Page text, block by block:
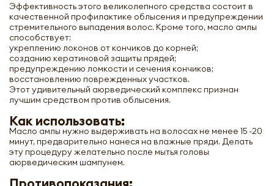
Эффективность этого великолепного средства состоит в
качественной профилактике облысения и предупреждении
стремительного выпадения волос. Кроме того, масло амлы
способствует:
укреплению локонов от кончиков до корней;
созданию кератиновой защиты прядей;
предупреждению ломкости и сечения кончиков;
восстановлению поврежденных участков.
Этот удивительный аюрведический комплекс признан
лучшим средством против облысения.
Как использовать:
Масло амлы нужно выдерживать на волосах не менее 15 -20
минут, предварительно нанеся на влажные пряди. Делать
эту процедуру желательно после мытья головы
аюрведическим шампунем.